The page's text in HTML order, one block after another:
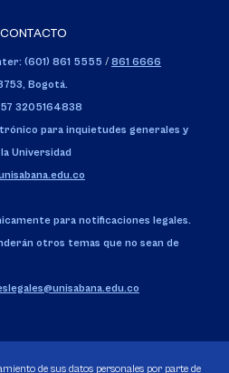
(601) 861 5555 / 861 6666
Bogotá.
3205164838
para inquietudes generales y
Universidad
para notificaciones legales.
otros temas que no sean de
de sus datos personales por parte de